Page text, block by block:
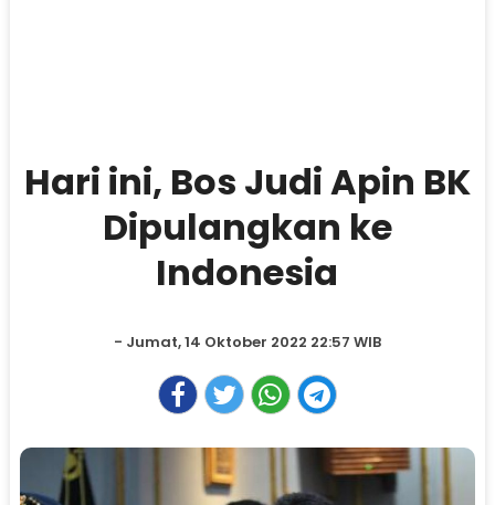
Hari ini, Bos Judi Apin BK
Dipulangkan ke
Indonesia
- Jumat, 14 Oktober 2022 22:57 WIB